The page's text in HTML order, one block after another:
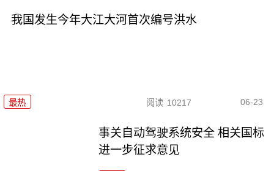
我国发生今年大江大河首次编号洪水
最热 阅读 10217 06-23
事关自动驾驶系统安全 相关国标
进一步征求意见